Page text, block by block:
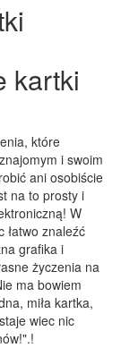
kartki
które
i swoim
ani osobiście
na to prosty i
W
łatwo znaleźć
grafika i
życzenia na
ma bowiem
miła kartka,
wiec nic